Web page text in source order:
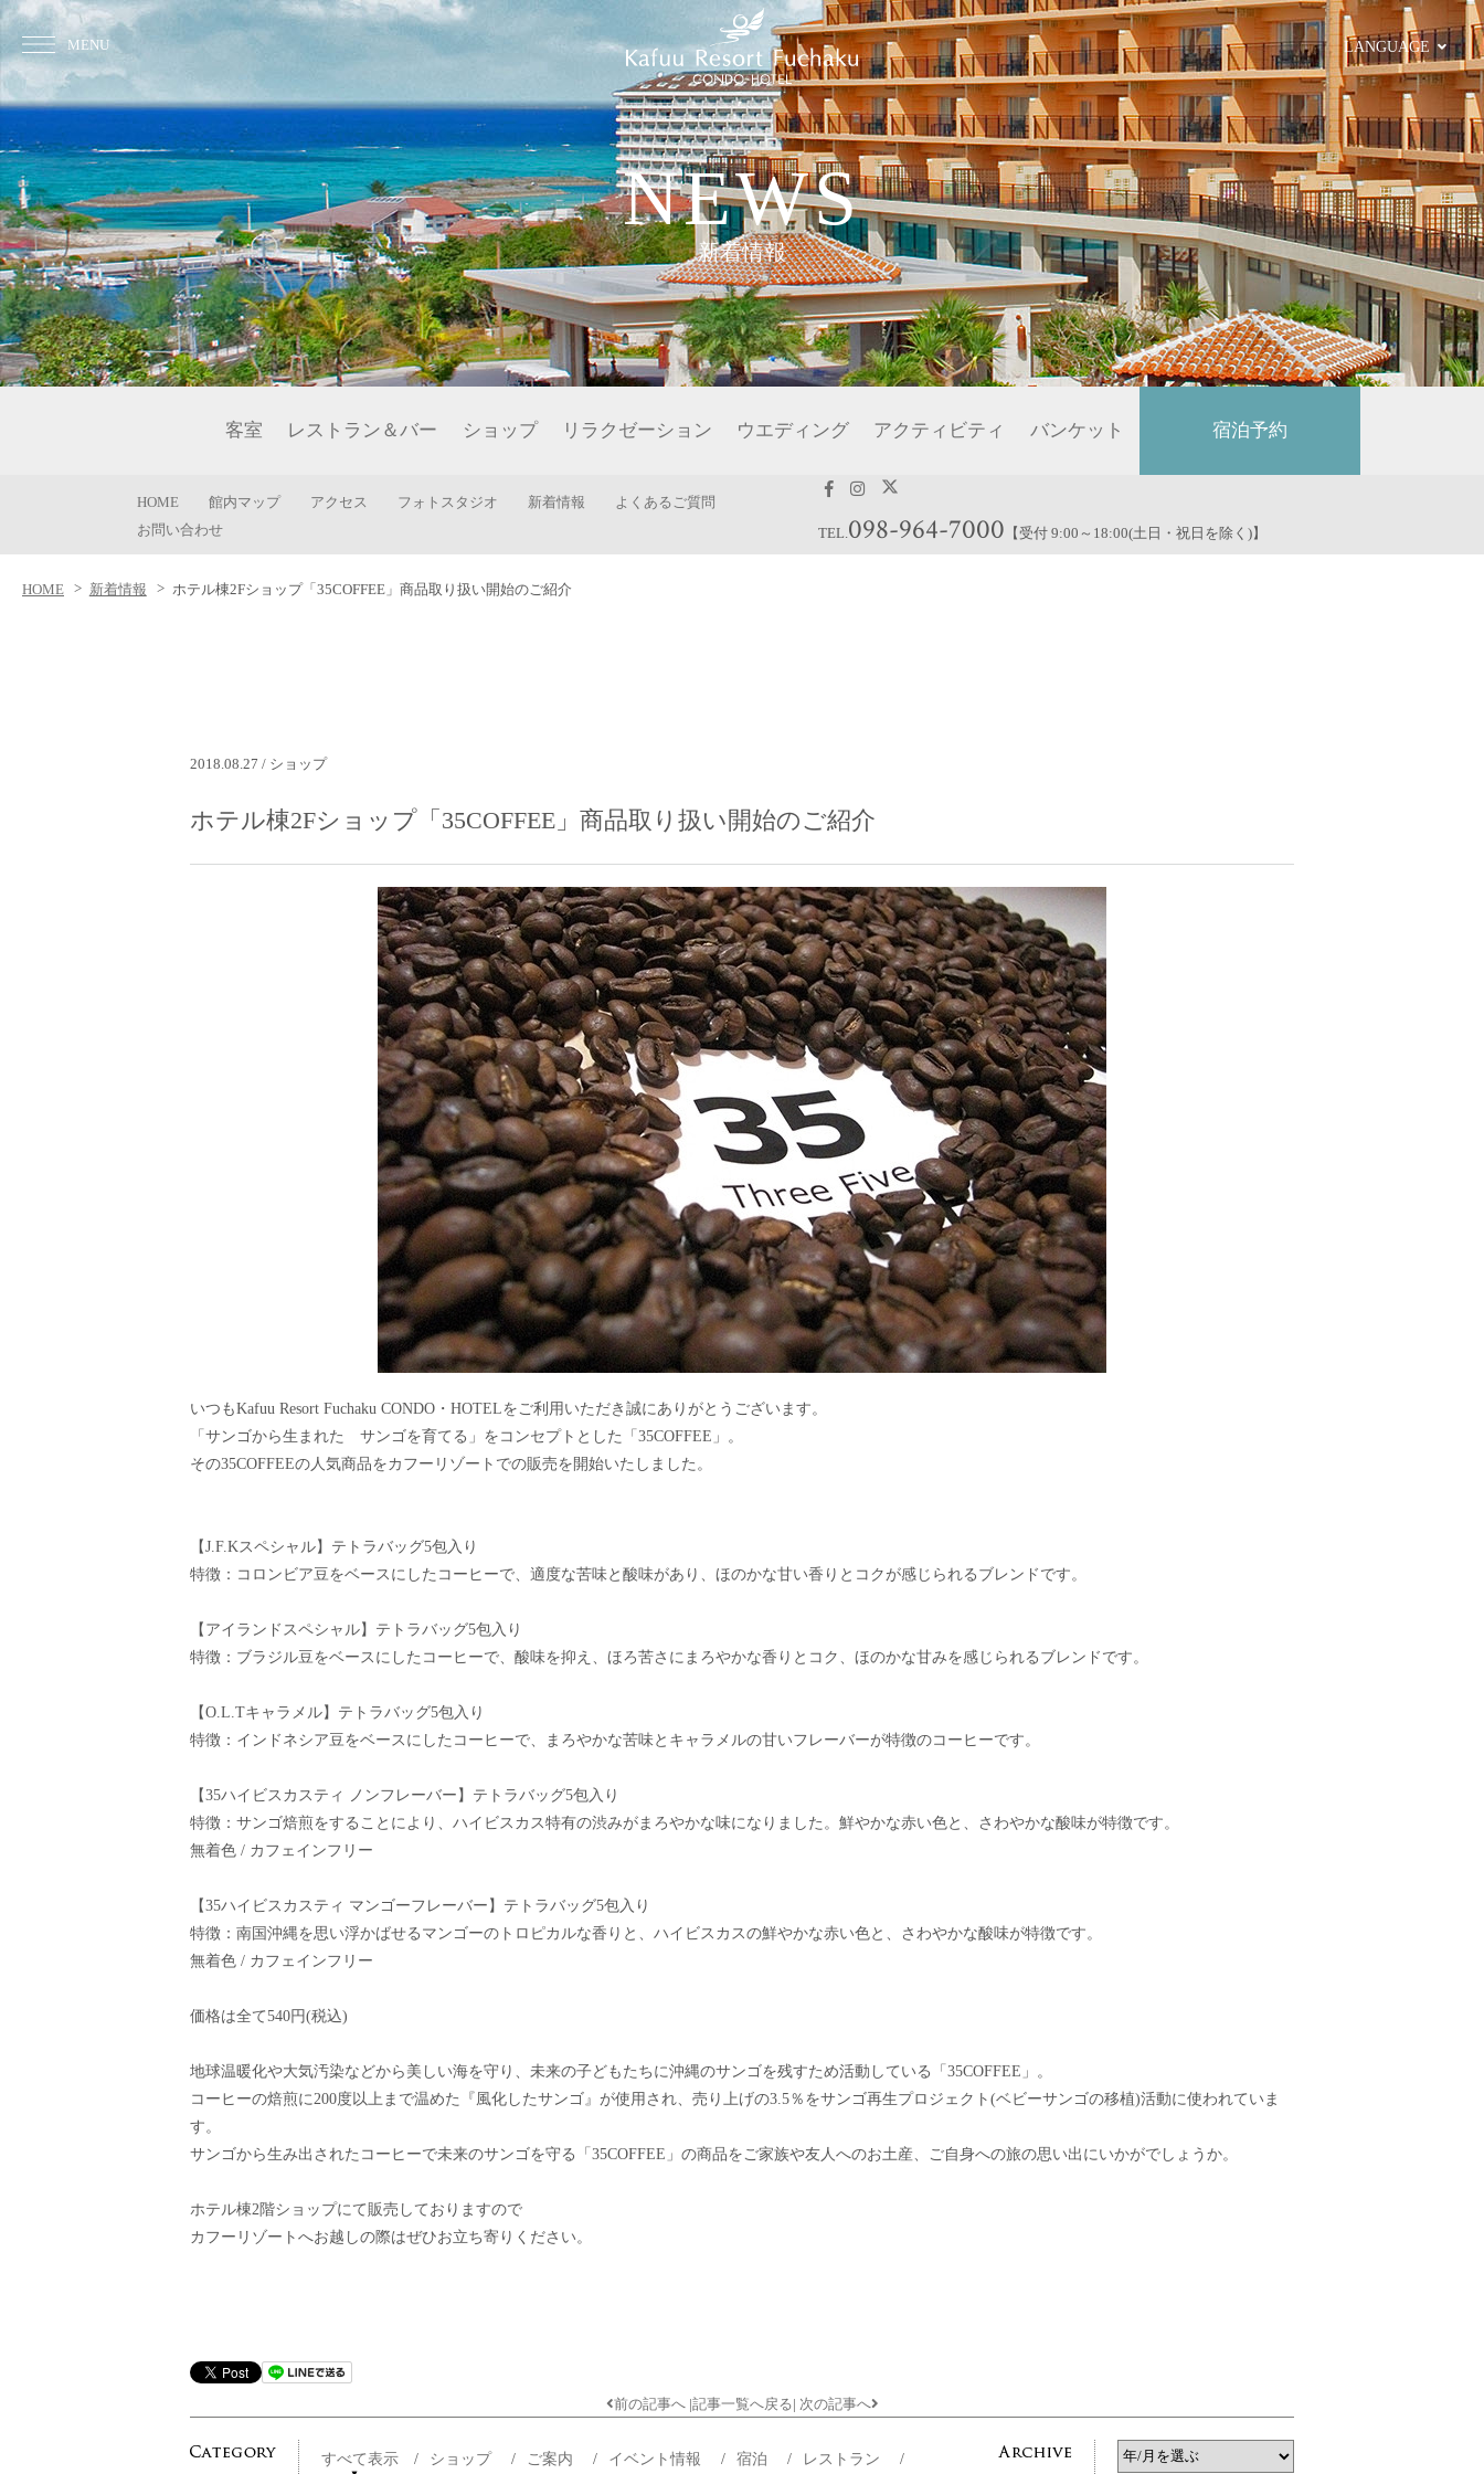
MENU LANGUAGE
NEWS
新着情報
客室 レストラン＆バー ショップ リラクゼーション ウエディング アクティビティ バンケット 宿泊予約
HOME 館内マップ アクセス フォトスタジオ 新着情報
よくあるご質問
お問い合わせ
TEL.098-964-7000 【受付 9:00～18:00(土日・祝日を除く)】
HOME 新着情報 ホテル棟2Fショップ「35COFFEE」商品取り扱い開始のご紹介
2018.08.27 / ショップ
ホテル棟2Fショップ「35COFFEE」商品取り扱い開始のご紹介
いつもKafuu Resort Fuchaku CONDO・HOTELをご利用いただき誠にありがとうございます。
「サンゴから生まれた サンゴを育てる」をコンセプトとした「35COFFEE」。
その35COFFEEの人気商品をカフーリゾートでの販売を開始いたしました。
【J.F.Kスペシャル】テトラバッグ5包入り
特徴：コロンビア豆をベースにしたコーヒーで、適度な苦味と酸味があり、ほのかな甘い香りとコクが感じられるブレンドです。
【アイランドスペシャル】テトラバッグ5包入り
特徴：ブラジル豆をベースにしたコーヒーで、酸味を抑え、ほろ苦さにまろやかな香りとコク、ほのかな甘みを感じられるブレンドです。
【O.L.Tキャラメル】テトラバッグ5包入り
特徴：インドネシア豆をベースにしたコーヒーで、まろやかな苦味とキャラメルの甘いフレーバーが特徴のコーヒーです。
【35ハイビスカスティ ノンフレーバー】テトラバッグ5包入り
特徴：サンゴ焙煎をすることにより、ハイビスカス特有の渋みがまろやかな味になりました。鮮やかな赤い色と、さわやかな酸味が特徴です。
無着色 / カフェインフリー
【35ハイビスカスティ マンゴーフレーバー】テトラバッグ5包入り
特徴：南国沖縄を思い浮かばせるマンゴーのトロピカルな香りと、ハイビスカスの鮮やかな赤い色と、さわやかな酸味が特徴です。
無着色 / カフェインフリー
価格は全て540円(税込)
地球温暖化や大気汚染などから美しい海を守り、未来の子どもたちに沖縄のサンゴを残すため活動している「35COFFEE」。
コーヒーの焙煎に200度以上まで温めた『風化したサンゴ』が使用され、売り上げの3.5％をサンゴ再生プロジェクト(ベビーサンゴの移植)活動に使われていま
す。
サンゴから生み出されたコーヒーで未来のサンゴを守る「35COFFEE」の商品をご家族や友人へのお土産、ご自身への旅の思い出にいかがでしょうか。
ホテル棟2階ショップにて販売しておりますので
カフーリゾートへお越しの際はぜひお立ち寄りください。
前の記事へ |記事一覧へ戻る| 次の記事へ
すべて表示 / ショップ / ご案内 / イベント情報 / 宿泊 / レストラン /